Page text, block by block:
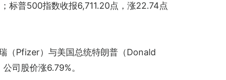
标普500指数收报6,711.20点，涨22.74点
（Pfizer）与美国总统特朗普（Donald
司股价涨6.79%。